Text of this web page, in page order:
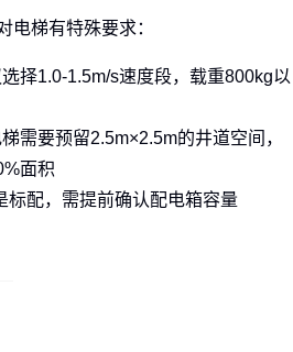
电梯有特殊要求：
择1.0-1.5m/s速度段，载重800kg以
需要预留2.5m×2.5m的井道空间，
面积
标配，需提前确认配电箱容量
确载客/载货的主用途，再匹配建筑